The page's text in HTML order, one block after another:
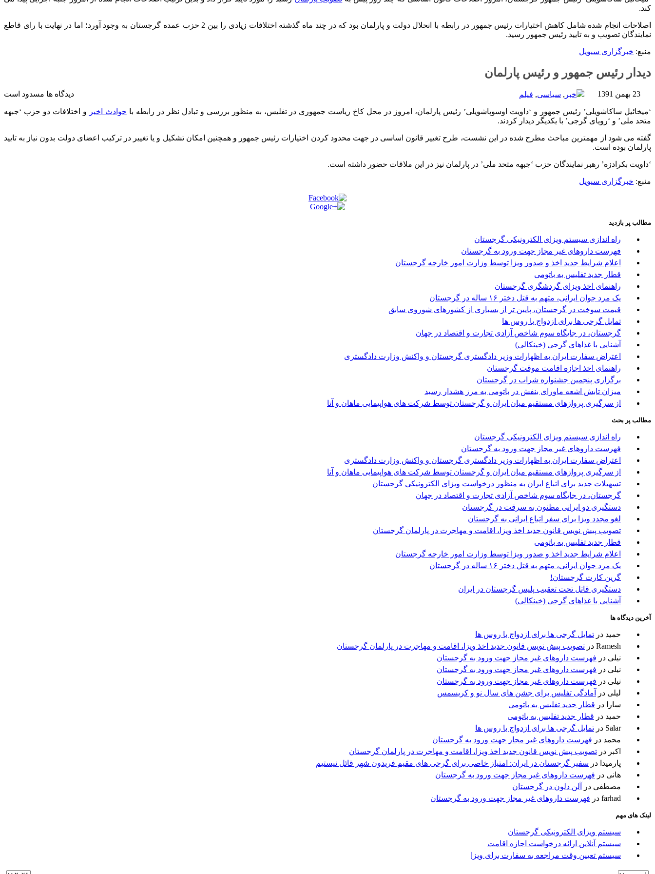
کند.
اصلاحات انجام شده شامل کاهش اختیارات رئیس جمهور در رابطه با انحلال دولت و پارلمان بود که در چند ماه گذشته اختلافات زیادی را بین 2 حزب عمده گرجستان به وجود آورد؛ اما در نهایت با رای قاطع
نمایندگان تصویب و به تایید رئیس جمهور رسید.
منبع: خبرگزاری سیویل
دیدار رئیس جمهور و رئیس پارلمان
23 بهمن 1391 دیدگاه ها مسدود است خبر , سیاسی, فیلم
‘میخائیل ساکاشویلی’ رئیس جمهور و ‘داویت اوسوپاشویلی’ رئیس پارلمان، امروز در محل کاخ ریاست جمهوری در تفلیس، به منظور بررسی و تبادل نظر در رابطه با حوادث اخیر
و اختلافات دو حزب ‘جبهه
متحد ملی’ و ‘رویای گرجی’ با یکدیگر دیدار کردند.
گفته می شود از مهمترین مباحث مطرح شده در این نشست، طرح تغییر قانون اساسی در جهت محدود کردن اختیارات رئیس جمهور و همچنین امکان تشکیل و یا تغییر در ترکیب اعضای دولت بدون نیاز به تایید
پارلمان بوده است.
‘داویت بکرادزه’ رهبر نمایندگان حزب ‘جبهه متحد ملی’ در پارلمان نیز در این ملاقات حضور داشته است.
منبع: خبرگزاری سیویل
مطالب پر بازدید
راه اندازی سیستم ویزای الکترونیکی گرجستان
فهرست داروهای غیر مجاز جهت ورود به گرجستان
اعلام شرایط جدید اخذ و صدور ویزا توسط وزارت امور خارجه گرجستان
قطار جدید تفلیس به باتومی
راهنمای اخذ ویزای گردشگری گرجستان
یک مرد جوان ایرانی، متهم به قتل دختر ۱۶ ساله در گرجستان
قیمت سوخت در گرجستان، پایین تر از بسیاری از کشورهای شوروی سابق
تمایل گرجی ها برای ازدواج با روس ها
گرجستان، در جایگاه سوم شاخص آزادی تجارت و اقتصاد در جهان
آشنایی با غذاهای گرجی (خینکالی)
اعتراض سفارت ایران به اظهارات وزیر دادگستری گرجستان و واکنش وزارت دادگستری
راهنمای اخذ اجازه اقامت موقت گرجستان
برگزاری پنجمین جشنواره شراب در گرجستان
میزان تابش اشعه ماورای بنفش در باتومی به مرز هشدار رسید
از سرگیری پروازهای مستقیم میان ایران و گرجستان توسط شرکت های هواپیمایی ماهان و آتا
مطالب پر بحث
راه اندازی سیستم ویزای الکترونیکی گرجستان
فهرست داروهای غیر مجاز جهت ورود به گرجستان
اعتراض سفارت ایران به اظهارات وزیر دادگستری گرجستان و واکنش وزارت دادگستری
از سرگیری پروازهای مستقیم میان ایران و گرجستان توسط شرکت های هواپیمایی ماهان و آتا
تسهیلات جدید برای اتباع ایران به منظور درخواست ویزای الکترونیکی گرجستان
گرجستان، در جایگاه سوم شاخص آزادی تجارت و اقتصاد در جهان
دستگیری دو ایرانی مظنون به سرقت در گرجستان
لغو مجدد ویزا برای سفر اتباع ایرانی به گرجستان
تصویب پیش نویس قانون جدید اخذ ویزا، اقامت و مهاجرت در پارلمان گرجستان
قطار جدید تفلیس به باتومی
اعلام شرایط جدید اخذ و صدور ویزا توسط وزارت امور خارجه گرجستان
یک مرد جوان ایرانی، متهم به قتل دختر ۱۶ ساله در گرجستان
گرین کارت گرجستان!
دستگیری قاتل تحت تعقیب پلیس گرجستان در ایران
آشنایی با غذاهای گرجی (خینکالی)
آخرین دیدگاه ها
حمید در تمایل گرجی ها برای ازدواج با روس ها
Ramesh در تصویب پیش نویس قانون جدید اخذ ویزا، اقامت و مهاجرت در پارلمان گرجستان
نیلی در فهرست داروهای غیر مجاز جهت ورود به گرجستان
نیلی در فهرست داروهای غیر مجاز جهت ورود به گرجستان
نیلی در فهرست داروهای غیر مجاز جهت ورود به گرجستان
لیلی در
آمادگی تفلیس برای جشن های سال نو و کریسمس
سارا
در قطار جدید تفلیس به باتومی
حمید در قطار جدید تفلیس به باتومی
Salar در تمایل گرجی ها برای ازدواج با روس ها
محمد در فهرست داروهای غیر مجاز جهت ورود به گرجستان
اکبر در تصویب پیش نویس قانون جدید اخذ ویزا، اقامت و مهاجرت در پارلمان گرجستان
پارمیدا در سفیر گرجستان در ایران: امتیاز خاصی برای گرجی های مقیم فریدون شهر قائل نیستیم
هانی در فهرست داروهای غیر مجاز جهت ورود به گرجستان
مصطفی در
آلن دلون در گرجستان
farhad در فهرست داروهای غیر مجاز جهت ورود به گرجستان
لینک های مهم
سیستم ویزای الکترونیکی گرجستان
سیستم آنلاین ارائه درخواست اجازه اقامت
سیستم تعیین وقت مراجعه به سفارت برای ویزا